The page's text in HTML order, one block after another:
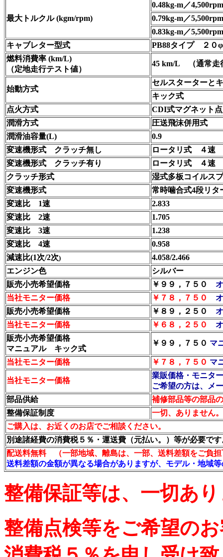
最大トルクル (kgm/rpm)
0.48kg-m／
0.79kg-m／
0.83kg-m／5,500rpm
キャブレター型式
PB88タイプ
２０φ
燃料消費率 (km/L)
（定地走行テスト値）
45 km/L （通常
始動方式
セルスターターと
キック式
点火方式
CDI式マグネット
潤滑方式
圧送飛沫併用式
潤滑油容量(L)
0.9
変速機形式 クラッチ無し
ロータリ式 ４速
変速機形式 クラッチ有り
ロータリ式 ４速
クラッチ形式
湿式多板コイルス
変速機形式
常時噛合式4段リタ
変速比 1速
2.833
変速比 2速
1.705
変速比 3速
1.238
変速比 4速
0.958
減速比(1次/2次)
4.058/2.466
エンジン色
シルバー
販売小売希望価格
￥９９，７５０
当社モニター価格
￥７８，７５０
販売小売希望価格
￥８９，２５０
当社モニター価格
￥６８，２５０
販売小売希望価格
マニュアル キック式
￥９９，７５０ マ
当社モニター価格 ￥ ７８，７５０ マ
当社モニター価格
業販価格・モニタ
ご希望の方は、メ
部品供給
補修部品等の部品
整備保証制度
一切、ありません。
ご購入は、お近くのお店でご相談ください。
別途諸経費の消費税５％・運送費（元払い。）等が必要です
配送料無料 （一部地域、離島は、一部、送料差額をご負担
送料差額の金額が異なる場合がありますが、モデル・地域
整備保証等は、一切あ
整備点検等をご希望の